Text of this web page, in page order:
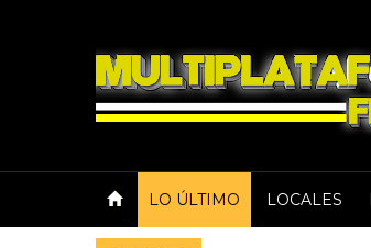
LO ÚLTIMO LOCALES